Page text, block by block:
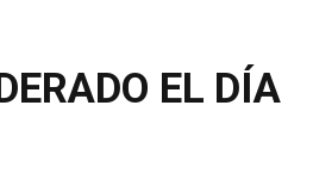
EL DÍA